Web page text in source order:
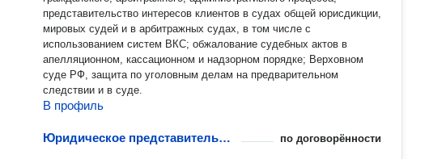
представительство интересов клиентов в судах общей юрисдикции,
мировых судей и в арбитражных судах, в том числе с
использованием систем ВКС; обжалование судебных актов в
апелляционном, кассационном и надзорном порядке; Верховном
суде РФ, защита по уголовным делам на предварительном
следствии и в суде.
В профиль
Юридическое представительство в ГИБДД по договорённости